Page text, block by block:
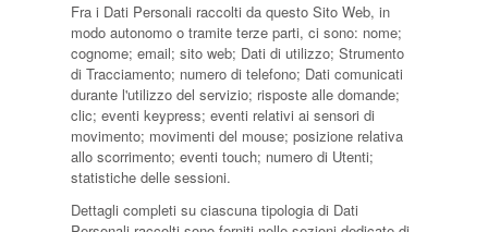
Fra i Dati Personali raccolti da questo Sito Web, in
modo autonomo o tramite terze parti, ci sono: nome;
cognome; email; sito web; Dati di utilizzo; Strumento
di Tracciamento; numero di telefono; Dati comunicati
durante l'utilizzo del servizio; risposte alle domande;
clic; eventi keypress; eventi relativi ai sensori di
movimento; movimenti del mouse; posizione relativa
allo scorrimento; eventi touch; numero di Utenti;
statistiche delle sessioni.
Dettagli completi su ciascuna tipologia di Dati